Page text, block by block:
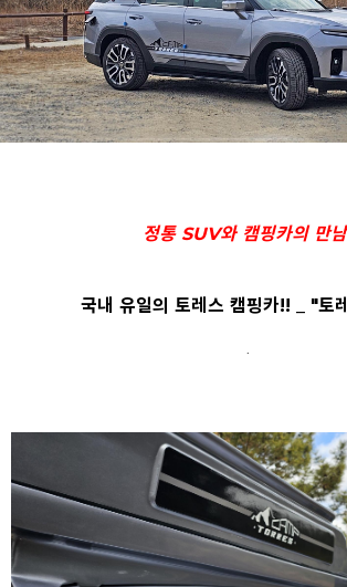
정통 SUV와 캠핑카의 만
국내 유일의 토레스 캠핑카!! _ "토
.